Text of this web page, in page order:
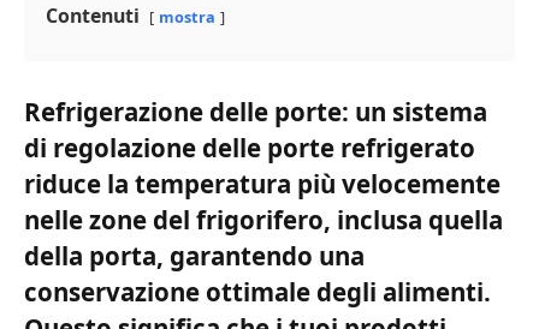
Contenuti mostra
Refrigerazione delle porte: un sistema
di regolazione delle porte refrigerato
riduce la temperatura più velocemente
nelle zone del frigorifero, inclusa quella
della porta, garantendo una
conservazione ottimale degli alimenti.